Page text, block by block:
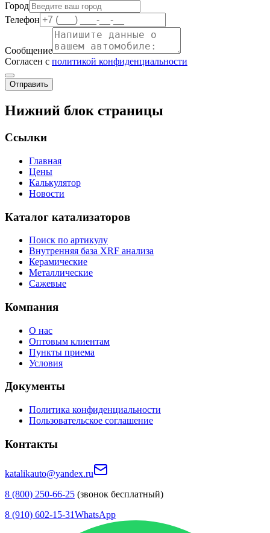
Город
Телефон
Сообщение
Согласен с политикой конфиденциальности
Отправить
Нижний блок страницы
Ссылки
Главная
Цены
Калькулятор
Новости
Каталог катализаторов
Поиск по артикулу
Внутренняя база XRF анализа
Керамические
Металлические
Сажевые
Компания
О нас
Оптовым клиентам
Пункты приема
Условия
Документы
Политика конфиденциальности
Пользовательское соглашение
Контакты
katalikauto@yandex.ru
8 (800) 250-66-25 (звонок бесплатный)
8 (910) 602-15-31WhatsApp